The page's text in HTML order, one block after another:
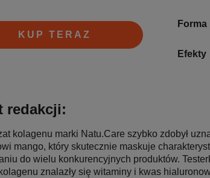
KUP TERAZ
Forma
Efekty
redakcji:
kolagenu marki Natu.Care szybko zdobył
mango, który skutecznie maskuje
do wielu konkurencyjnych produktów.
znalazły się witaminy i kwas